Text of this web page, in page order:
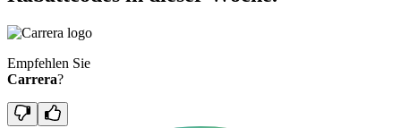
Empfehlen Sie
Carrera?